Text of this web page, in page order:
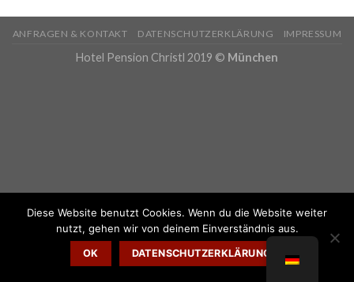
ANFRAGEN & KONTAKT DATENSCHUTZERKLÄRUNG IMPRESSUM
Hotel Pension Christl 2019 © München
Diese Website benutzt Cookies. Wenn du die Website weiter
nutzt, gehen wir von deinem Einverständnis aus.
OK DATENSCHUTZERKLÄRUNG